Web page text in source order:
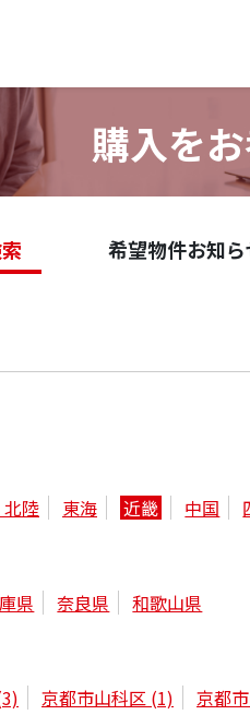
購入を
希望物件お知
陸 東海 近畿 中国
県 奈良県 和歌山県
京都市山科区 (1) 京都